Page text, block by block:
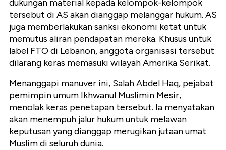
dukungan material kepada kelompok-kelompok
tersebut di AS akan dianggap melanggar hukum. AS
juga memberlakukan sanksi ekonomi ketat untuk
memutus aliran pendapatan mereka. Khusus untuk
label FTO di Lebanon, anggota organisasi tersebut
dilarang keras memasuki wilayah Amerika Serikat.
Menanggapi manuver ini, Salah Abdel Haq, pejabat
pemimpin umum Ikhwanul Muslimin Mesir,
menolak keras penetapan tersebut. Ia menyatakan
akan menempuh jalur hukum untuk melawan
keputusan yang dianggap merugikan jutaan umat
Muslim di seluruh dunia.